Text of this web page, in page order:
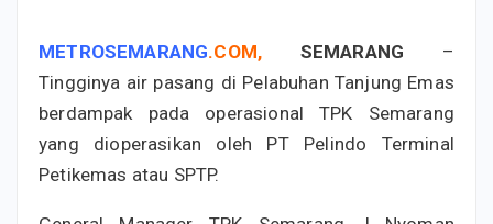
METROSEMARANG.COM, SEMARANG –
Tingginya air pasang di Pelabuhan Tanjung Emas
berdampak pada operasional TPK Semarang
yang dioperasikan oleh PT Pelindo Terminal
Petikemas atau SPTP.